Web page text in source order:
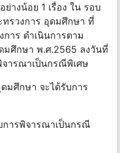
างน้อย 1 เรื่อง ใน รอบ
รวงการ อุดมศึกษา ที่
การ ดำเนินการตาม
ศึกษา พ.ศ.2565 ลงวันที่
ารณาเป็นกรณีพิเศษ
มศึกษา จะได้รับการ
การพิจารณาเป็นกรณี